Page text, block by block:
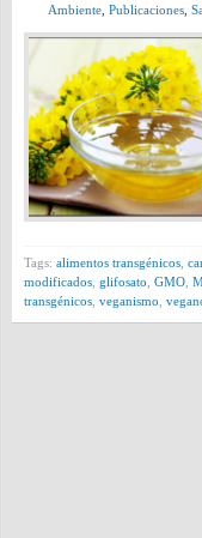
Ambiente Publicaciones
Tags: alimentos transgénicos
modificados glifosato GMO
transgénicos veganismo